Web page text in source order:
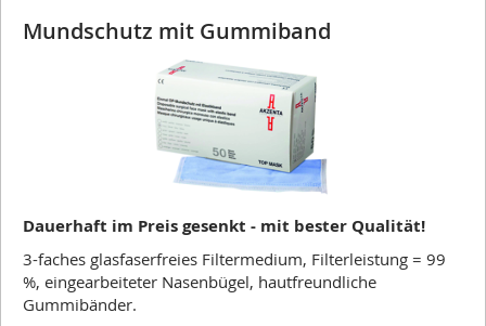
Mundschutz mit Gummiband
Dauerhaft im Preis gesenkt - mit bester Qualität!
3-faches glasfaserfreies Filtermedium, Filterleistung = 99
%, eingearbeiteter Nasenbügel, hautfreundliche
Gummibänder.